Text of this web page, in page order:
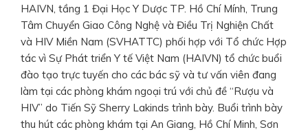
HAIVN, tầng 1 Đại Học Y Dược TP. Hồ Chí Mính, Trung
Tâm Chuyển Giao Công Nghệ và Điều Trị Nghiện Chất
và HIV Miền Nam (SVHATTC) phối hợp với Tổ chức Hợp
tác vì Sự Phát triển Y tế Việt Nam (HAIVN) tổ chức buổi
đào tạo trực tuyến cho các bác sỹ và tư vấn viên đang
làm tại các phòng khám ngoại trú với chủ đề “Rượu và
HIV” do Tiến Sỹ Sherry Lakinds trình bày. Buổi trình bày
thu hút các phòng khám tại An Giang, Hồ Chí Minh, Sơn